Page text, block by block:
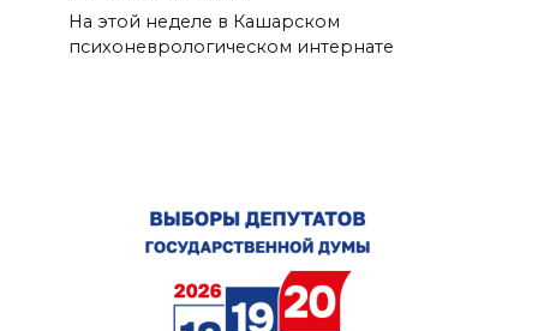
На этой неделе в Кашарском
психоневрологическом интернате